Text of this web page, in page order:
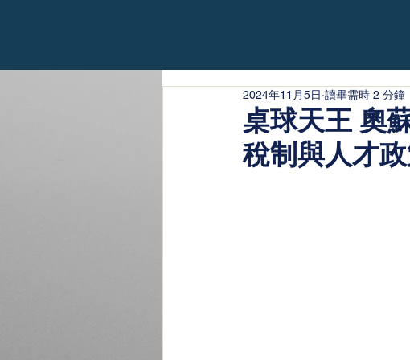
桌球天王 奧
稅制與人才
2024年11月5日 讀畢需時 2 分鐘